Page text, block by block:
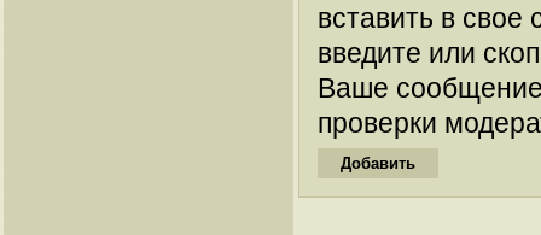
вставить в
введите или
Ваше
проверки